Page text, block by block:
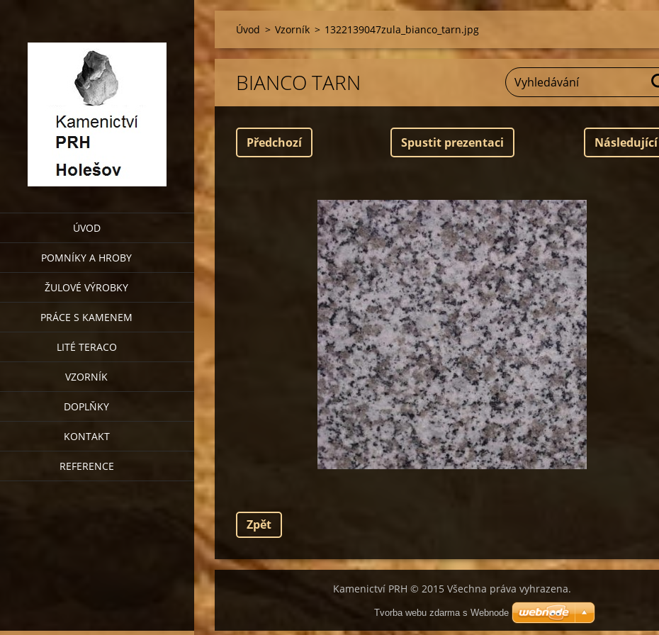
ÚVOD
POMNÍKY A HROBY
ŽULOVÉ VÝROBKY
PRÁCE S KAMENEM
LITÉ TERACO
VZORNÍK
DOPLŇKY
KONTAKT
REFERENCE
Úvod > Vzorník > 1322139047zula_bianco_tarn.jpg
BIANCO TARN
Předchozí Spustit prezentaci Následující
Zpět
Kamenictví PRH © 2015 Všechna práva vyhrazena.
Tvorba webu zdarma s Webnode